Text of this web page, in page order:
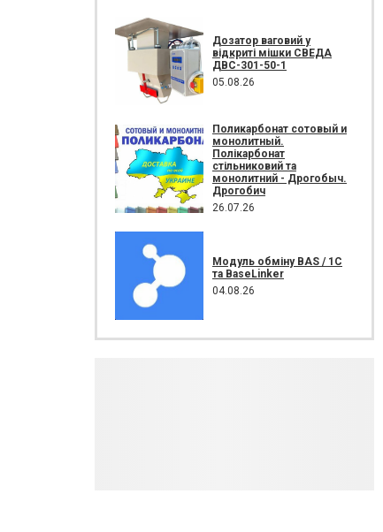
Дозатор ваговий у
відкриті мішки СВЕДА
ДВС-301-50-1
05.08.26
Поликарбонат сотовый и
монолитный.
Полікарбонат
стільниковий та
монолитний - Дрогобыч.
Дрогобич
26.07.26
Модуль обміну BAS / 1C
та BaseLinker
04.08.26